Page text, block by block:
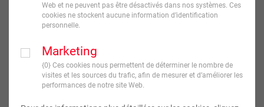
Web et ne peuvent pas être désactivés dans nos systèmes. Ces
cookies ne stockent aucune information d’identification
personnelle.
Marketing
{0} Ces cookies nous permettent de déterminer le nombre de
visites et les sources du trafic, afin de mesurer et d’améliorer les
performances de notre site Web.
JE CRÉE !
Orientation